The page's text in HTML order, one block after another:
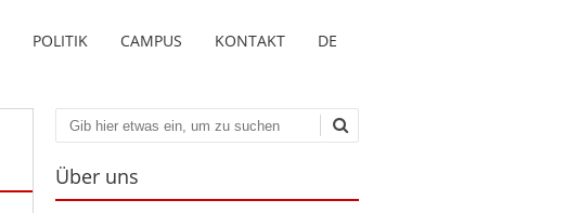
DE
POLITIK CAMPUS KONTAKT
Suchen
Über uns